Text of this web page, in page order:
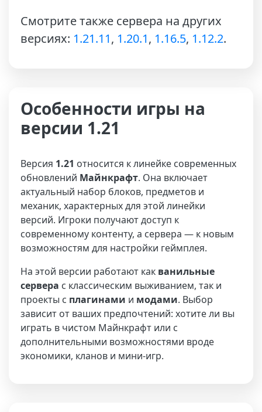
Смотрите также сервера на других
версиях: 1.21.11, 1.20.1, 1.16.5, 1.12.2.
Особенности игры на
версии 1.21
Версия 1.21 относится к линейке современных
обновлений Майнкрафт. Она включает
актуальный набор блоков, предметов и
механик, характерных для этой линейки
версий. Игроки получают доступ к
современному контенту, а сервера — к новым
возможностям для настройки геймплея.
На этой версии работают как ванильные
сервера с классическим выживанием, так и
проекты с плагинами и модами. Выбор
зависит от ваших предпочтений: хотите ли вы
играть в чистом Майнкрафт или с
дополнительными возможностями вроде
экономики, кланов и мини-игр.